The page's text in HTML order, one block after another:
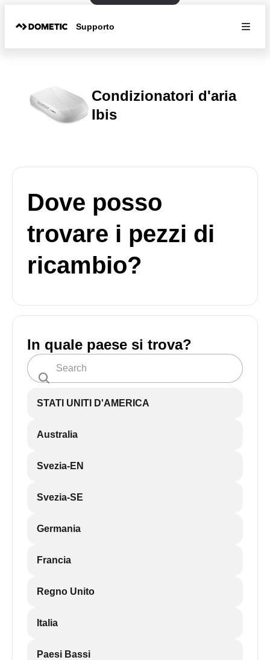
Supporto
Condizionatori d'aria
Ibis
Dove posso
trovare i pezzi di
ricambio?
In quale paese si trova?
STATI UNITI D'AMERICA
Australia
Svezia-EN
Svezia-SE
Germania
Francia
Regno Unito
Italia
Paesi Bassi